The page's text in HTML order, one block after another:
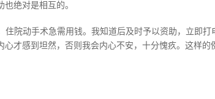
绝对是相互的。
院动手术急需用钱。我知道后及时予以资助，立即
才感到坦然，否则我会内心不安，十分愧疚。这样的